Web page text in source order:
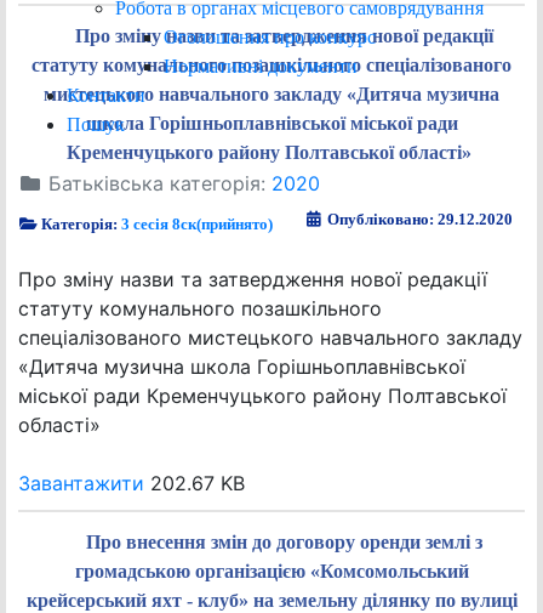
Робота в органах місцевого самоврядування
Оголошення про конкурс
Нормативні документи
Контакти
Пошук
Про зміну назви та затвердження нової редакції
статуту комунального позашкільного спеціалізованого
мистецького навчального закладу «Дитяча музична
школа Горішньоплавнівської міської ради
Кременчуцького району Полтавської області»
Батьківська категорія: 2020
Категорія:3 сесія 8ск(прийнято) Опубліковано: 29.12.2020
Про зміну назви та затвердження нової редакції
статуту комунального позашкільного
спеціалізованого мистецького навчального закладу
«Дитяча музична школа Горішньоплавнівської
міської ради Кременчуцького району Полтавської
області»
Завантажити 202.67 KB
Про внесення змін до договору оренди землі з
громадською організацією «Комсомольський
крейсерський яхт - клуб» на земельну ділянку по вулиці